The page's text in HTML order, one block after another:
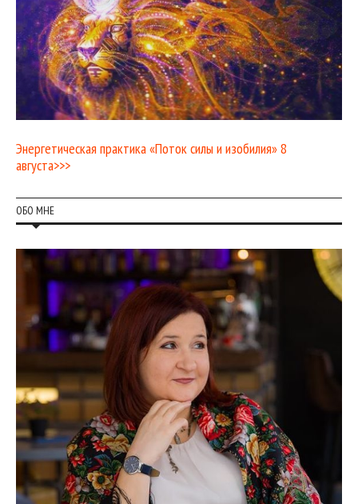
Энергетическая практика «Поток силы и изобилия» 8
августа>>>
ОБО МНЕ